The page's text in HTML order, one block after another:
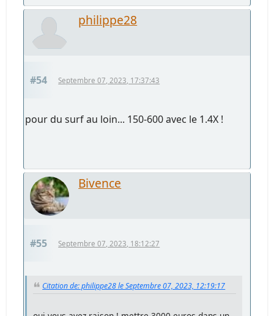
philippe28
#54 Septembre 07, 2023, 17:37:43
pour du surf au loin... 150-600 avec le 1.4X !
Bivence
#55 Septembre 07, 2023, 18:12:27
Citation de: philippe28 le Septembre 07, 2023, 12:19:17